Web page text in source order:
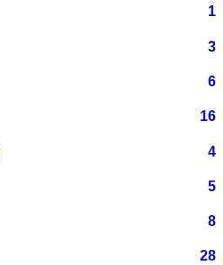
1
3
6
16
4
5
8
28